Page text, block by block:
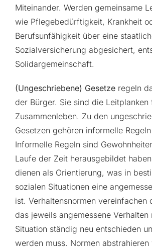
Miteinander. Werden gemeinsame
wie Pflegebedürftigkeit, Krankheit
Berufsunfähigkeit über eine
Sozialversicherung abgesichert,
Solidargemeinschaft.
(Ungeschriebene) Gesetzeregeln
der Bürger. Sie sind die Leitplanken
Zusammenleben. Zu den
Gesetzen gehören informelle
Informelle Regeln sind
Laufe der Zeit herausgebildet
dienen als Orientierung, was in
sozialen Situationen eine
ist. Verhaltensnormen vereinfachen
das jeweils angemessene
Situation ständig neu entschieden
werden muss. Normen abstrahieren